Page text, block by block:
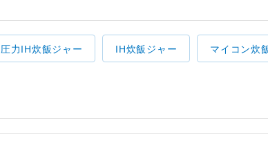
圧力IH炊飯ジャー IH炊飯ジャー マイコン炊